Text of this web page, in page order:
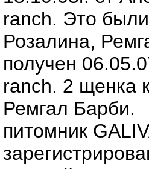
ranch. Это
Розалина,
получен
ranch. 2 щенка
Ремгал Барби.
питомник